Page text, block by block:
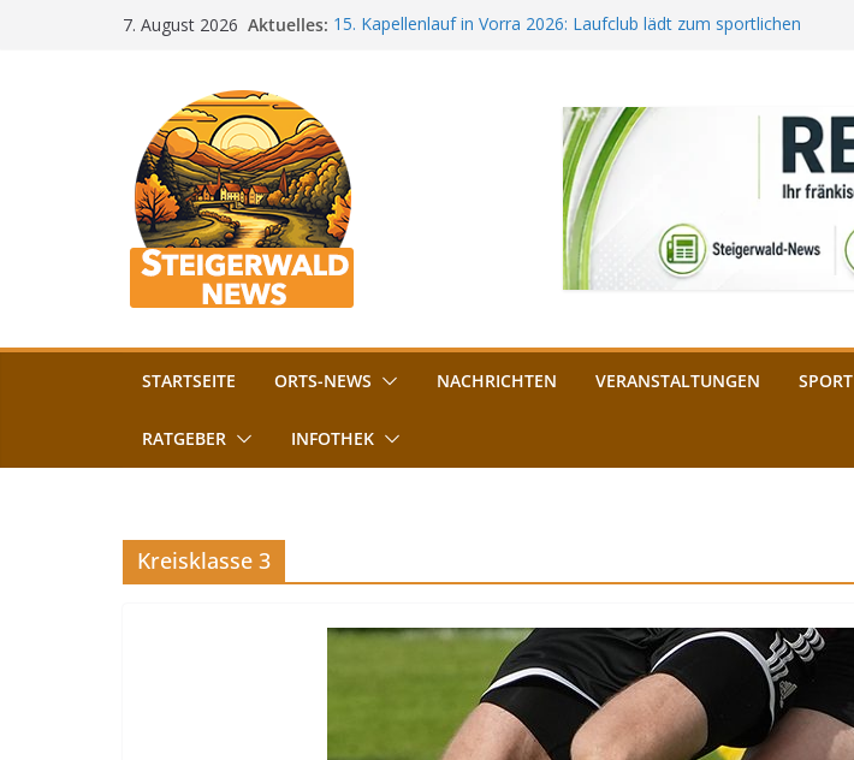
7. August 2026 Aktuelles: 15. Kapellenlauf in Vorra 2026: Laufclub lädt zum sportlichen
„Bamberger Böhnla“: Kaffee aus Bamberg unterstützt die
Lebenshilfe
Aschbacher Kerwa startet bald: Das ist heuer geboten
Vollsperrung am Friedhof in Schlüsselfeld: Kreuzung ab 3.
August gesperrt
STARTSEITE ORTS-NEWS NACHRICHTEN VERANSTALTUNGEN SPORT
RATGEBER INFOTHEK
Kreisklasse 3